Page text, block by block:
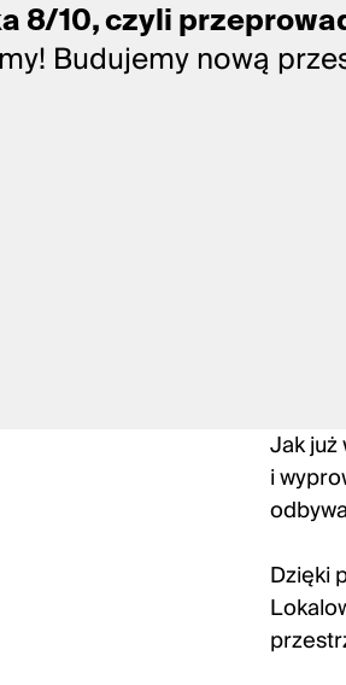
8/10, czyli
Budujemy nową
Jak
i
Dzięki